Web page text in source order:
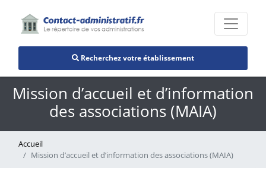
Recherchez votre établissement
Mission d’accueil et d’information
des associations (MAIA)
Accueil
Mission d’accueil et d’information des associations (MAIA)